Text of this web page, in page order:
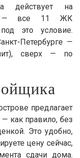
действует на
— все 11 ЖК
это условие.
Петербурге —
сверх — по
предлагает
— как правило, без
Это удобно,
цену сейчас,
сдачи дома.